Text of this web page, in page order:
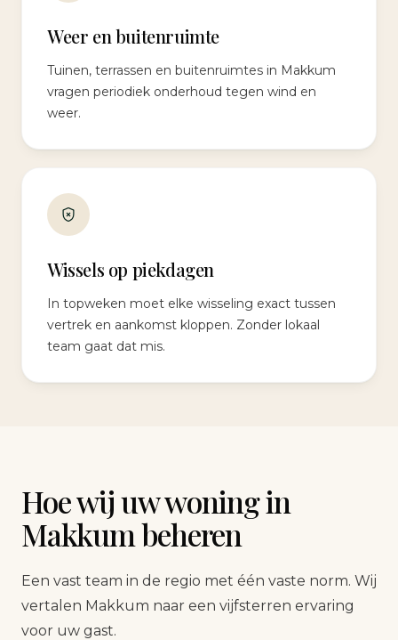
Weer en buitenruimte
Tuinen, terrassen en buitenruimtes in Makkum
vragen periodiek onderhoud tegen wind en
weer.
Wissels op piekdagen
In topweken moet elke wisseling exact tussen
vertrek en aankomst kloppen. Zonder lokaal
team gaat dat mis.
Hoe wij uw woning in
Makkum beheren
Een vast team in de regio met één vaste norm. Wij
vertalen Makkum naar een vijfsterren ervaring
voor uw gast.